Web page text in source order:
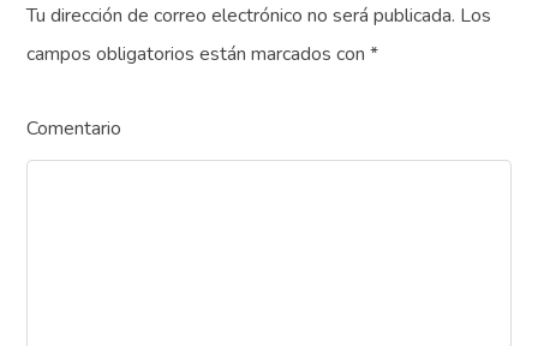
Tu dirección de correo electrónico no será publicada. Los
campos obligatorios están marcados con*
Comentario